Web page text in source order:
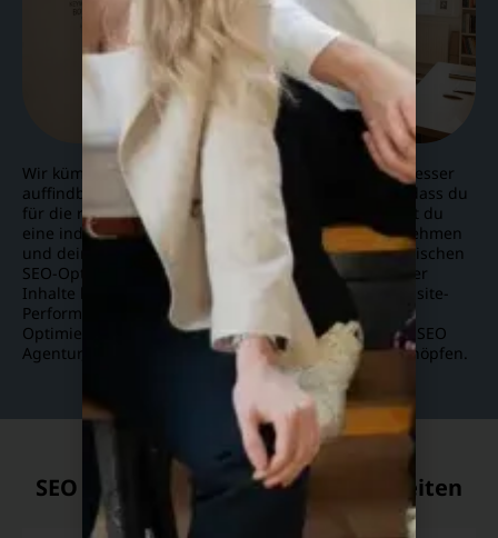
Wir kümmern uns nicht nur darum, deine Website besser
auffindbar zu machen, sondern sorgen auch dafür, dass du
für die richtigen Keywords rankst. Bei uns bekommst du
eine individuelle SEO-Strategie, die auf dein Unternehmen
und deine Zielgruppe abgestimmt ist. Von der technischen
SEO-Optimierung über die Erstellung SEO-optimierter
Inhalte bis hin zur kontinuierlichen Analyse der Website-
Performance und Erkennen weiterer
Optimierungspotenziale – wir unterstützen dich, als SEO
Agentur, dabei, dein digitales Potenzial voll auszuschöpfen.
KI generiert
SEO Optimierung Google – So arbeiten